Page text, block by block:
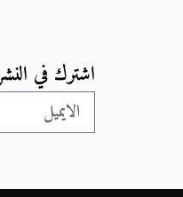
اشترك في